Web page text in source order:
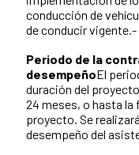
conducción de
de conducir vigente.-
Periodo de la
desempeñoEl
duración del
24 meses, o hasta
proyecto. Se
desempeño del